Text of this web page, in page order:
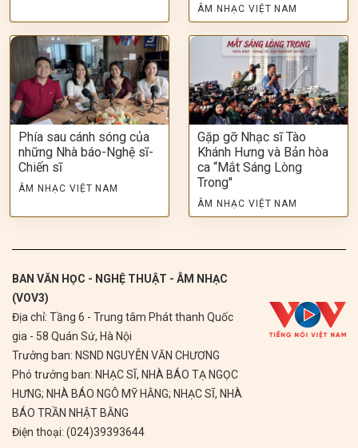
ÂM NHẠC VIỆT NAM
Phía sau cánh sóng của
những Nhà báo-Nghệ sĩ-
Chiến sĩ
ÂM NHẠC VIỆT NAM
Gặp gỡ Nhạc sĩ Tào
Khánh Hưng và Bản hòa
ca “Mắt Sáng Lòng
Trong"
ÂM NHẠC VIỆT NAM
BAN VĂN HỌC - NGHỆ THUẬT - ÂM NHẠC
(VOV3)
Địa chỉ: Tầng 6 - Trung tâm Phát thanh Quốc
gia - 58 Quán Sứ, Hà Nội
Trưởng ban: NSND NGUYỄN VĂN CHƯƠNG
Phó trưởng ban: NHẠC SĨ, NHÀ BÁO TẠ NGỌC
HƯNG; NHÀ BÁO NGÔ MỸ HẰNG; NHẠC SĨ, NHÀ
BÁO TRẦN NHẬT BẰNG
Điện thoại: (024)39393644